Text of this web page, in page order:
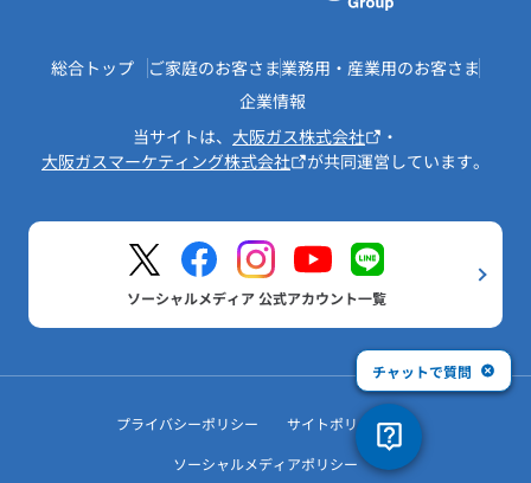
総合トップ ご家庭のお客さま業務用・産業用のお客さま
企業情報
当サイトは、 大阪ガス株式会社
・
大阪ガスマーケティング株式会社
が共同運営しています。
ソーシャルメディア 公式アカウント一覧
プライバシーポリシー
サイトポリシー
ソーシャルメディアポリシー
チャットで質問